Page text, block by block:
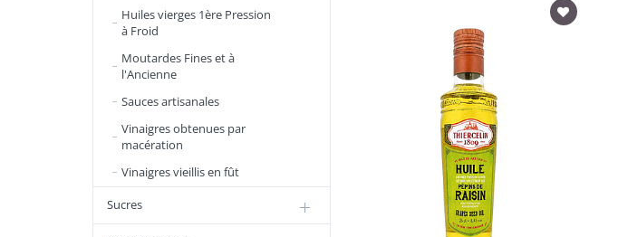
Huiles vierges 1ère Pression
à Froid
Moutardes Fines et à
l'Ancienne
Sauces artisanales
Vinaigres obtenues par
macération
Vinaigres vieillis en fût
Sucres